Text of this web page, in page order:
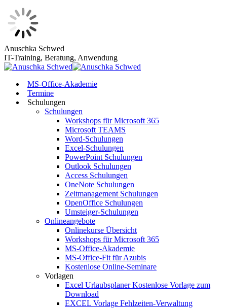
Zum
Inhalt
springen
Anuschka Schwed
IT-Training, Beratung, Anwendung
MS-Office-Akademie
Termine
Schulungen
Schulungen
Workshops für Microsoft 365
Microsoft TEAMS
Word-Schulungen
Excel-Schulungen
PowerPoint Schulungen
Outlook Schulungen
Access Schulungen
OneNote Schulungen
Zeitmanagement Schulungen
OpenOffice Schulungen
Umsteiger-Schulungen
Onlineangebote
Onlinekurse Übersicht
Workshops für Microsoft 365
MS-Office-Akademie
MS-Office-Fit für Azubis
Kostenlose Online-Seminare
Vorlagen
Excel Urlaubsplaner Kostenlose Vorlage zum
Download
EXCEL Vorlage Fehlzeiten-Verwaltung